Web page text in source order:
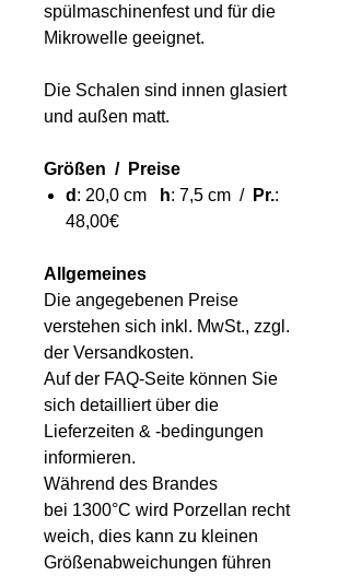
spülmaschinenfest und für die
Mikrowelle geeignet.
Die Schalen sind innen glasiert
und außen matt.
Größen / Preise
d : 20,0 cm h: 7,5 cm / Pr.:
48,00€
Allgemeines
Die angegebenen Preise
verstehen sich inkl. MwSt., zzgl.
der Versandkosten.
Auf der FAQ-Seite können Sie
sich detailliert über die
Lieferzeiten & -bedingungen
informieren.
Während des Brandes
bei 1300°C wird Porzellan recht
weich, dies kann zu kleinen
Größenabweichungen führen